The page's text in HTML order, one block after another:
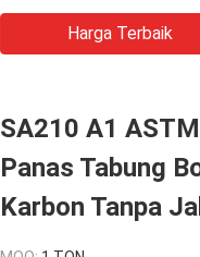
Harga Terbaik
SA210 A1
Panas Tabung
Karbon Tanpa